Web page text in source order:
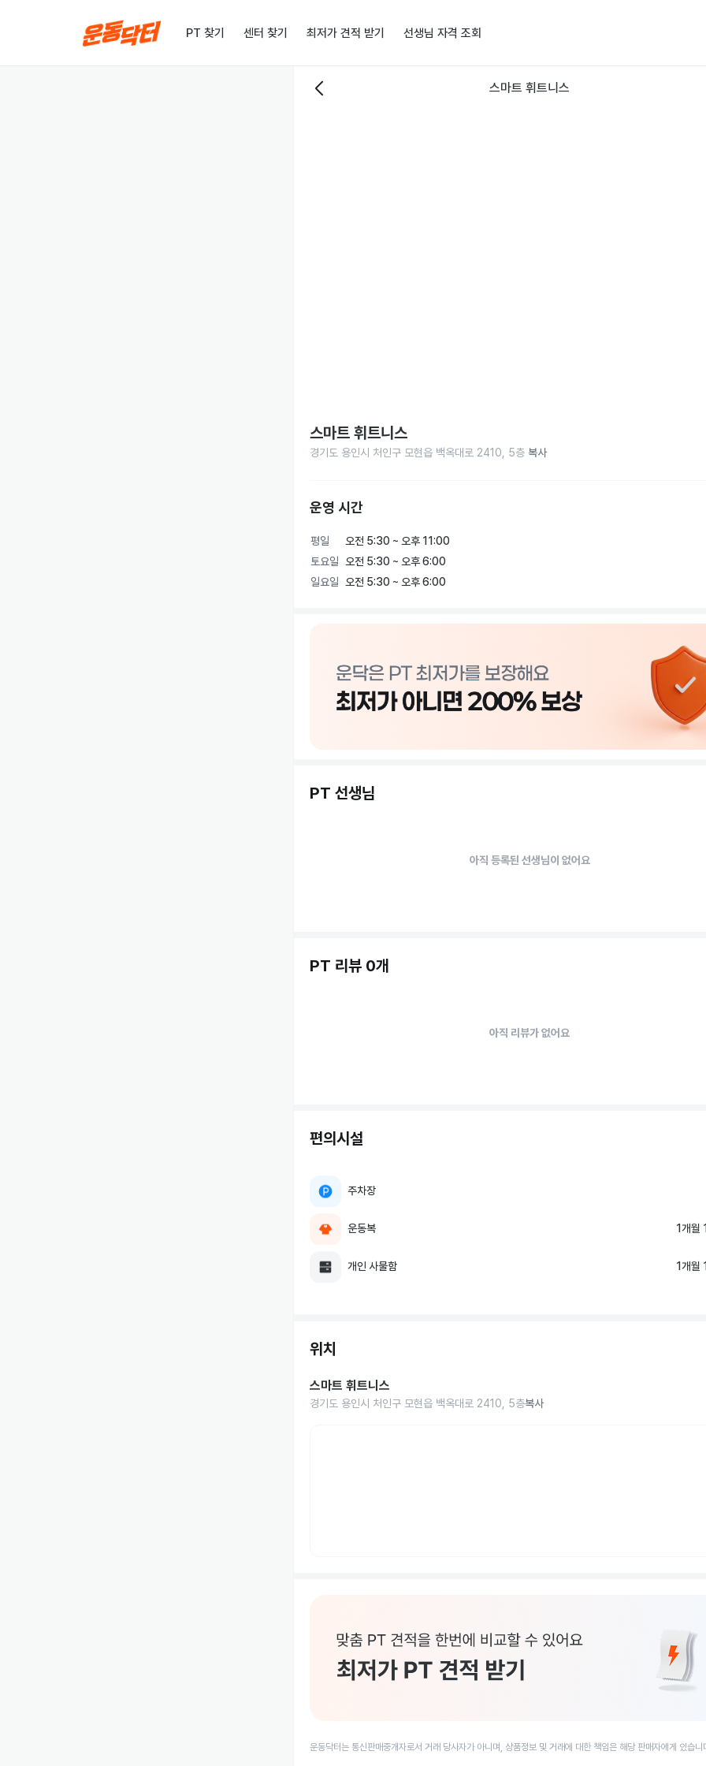
PT 찾기 센터 찾기 최저가 견적 받기 선생님 자격 조회
스마트 휘트니스
스마트 휘트니스
경기도 용인시 처인구 모현읍 백옥대로 2410, 5층 복사
운영 시간
평일
오전 5:30 ~ 오후 11:00
토요일
오전 5:30 ~ 오후 6:00
일요일
오전 5:30 ~ 오후 6:00
PT 선생님
아직 등록된 선생님이 없어요
PT 리뷰 0개
아직 리뷰가 없어요
편의시설
주차장
운동복 1개
개인 사물함 1개
위치
스마트 휘트니스
경기도 용인시 처인구 모현읍 백옥대로 2410, 5층복사
운동닥터는 통신판매중개자로서 거래 당사자가 아니며, 상품정보 및 거래에 대한 책임은 해당 판매자에게 있습니